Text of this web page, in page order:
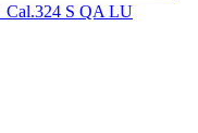
S QA LU